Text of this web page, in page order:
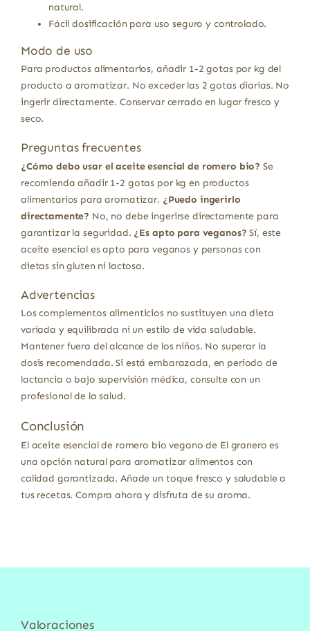
natural.
Fácil dosificación para uso seguro y controlado.
Modo de uso
Para productos alimentarios, añadir 1-2 gotas por kg del
producto a aromatizar. No exceder las 2 gotas diarias. No
ingerir directamente. Conservar cerrado en lugar fresco y
seco.
Preguntas frecuentes
¿Cómo debo usar el aceite esencial de romero bio? Se
recomienda añadir 1-2 gotas por kg en productos
alimentarios para aromatizar. ¿Puedo ingerirlo
directamente? No, no debe ingerirse directamente para
garantizar la seguridad. ¿Es apto para veganos? Sí, este
aceite esencial es apto para veganos y personas con
dietas sin gluten ni lactosa.
Advertencias
Los complementos alimenticios no sustituyen una dieta
variada y equilibrada ni un estilo de vida saludable.
Mantener fuera del alcance de los niños. No superar la
dosis recomendada. Si está embarazada, en periodo de
lactancia o bajo supervisión médica, consulte con un
profesional de la salud.
Conclusión
El aceite esencial de romero bio vegano de El granero es
una opción natural para aromatizar alimentos con
calidad garantizada. Añade un toque fresco y saludable a
tus recetas. Compra ahora y disfruta de su aroma.
Valoraciones